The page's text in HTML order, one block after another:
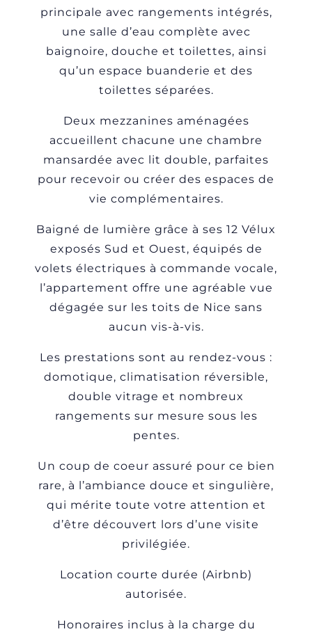
principale avec rangements intégrés,
une salle d’eau complète avec
baignoire, douche et toilettes, ainsi
qu’un espace buanderie et des
toilettes séparées.
Deux mezzanines aménagées
accueillent chacune une chambre
mansardée avec lit double, parfaites
pour recevoir ou créer des espaces de
vie complémentaires.
Baigné de lumière grâce à ses 12 Vélux
exposés Sud et Ouest, équipés de
volets électriques à commande vocale,
l’appartement offre une agréable vue
dégagée sur les toits de Nice sans
aucun vis-à-vis.
Les prestations sont au rendez-vous :
domotique, climatisation réversible,
double vitrage et nombreux
rangements sur mesure sous les
pentes.
Un coup de coeur assuré pour ce bien
rare, à l’ambiance douce et singulière,
qui mérite toute votre attention et
d’être découvert lors d’une visite
privilégiée.
Location courte durée (Airbnb)
autorisée.
Honoraires inclus à la charge du